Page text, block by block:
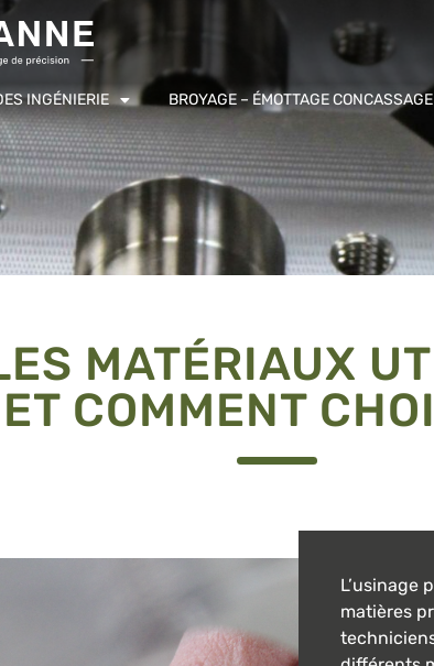
INGÉNIERIE BROYAGE – ÉMOTTAGE CONCASSAGE
MATÉRIAUX
ET COMMENT
L’usinage
matières